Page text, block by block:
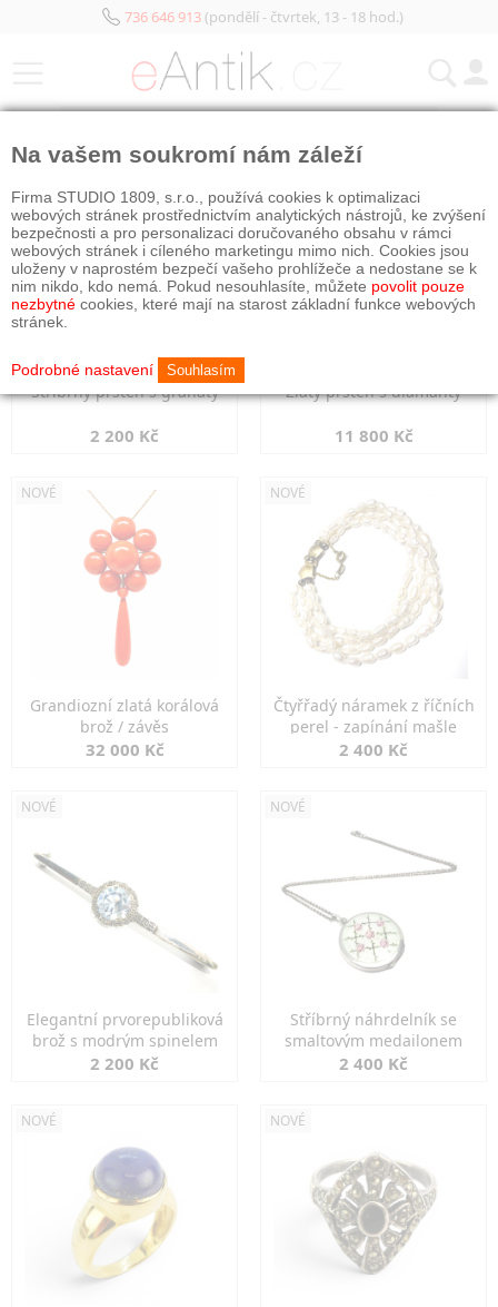
736 646 913(pondělí - čtvrtek, 13 - 18 hod.)
Stříbrný prsten s granáty
2 200 Kč
Zlatý prsten s diamanty
11 800 Kč
NOVÉ
Grandiozní zlatá korálová
brož / závěs
32 000 Kč
NOVÉ
Čtyřřadý náramek z říčních
perel - zapínání mašle
2 400 Kč
NOVÉ
Elegantní prvorepubliková
brož s modrým spinelem
2 200 Kč
NOVÉ
Stříbrný náhrdelník se
smaltovým medailonem
2 400 Kč
NOVÉ NOVÉ
Na vašem soukromí nám záleží
Firma STUDIO 1809, s.r.o., používá cookies k optimalizaci
webových stránek prostřednictvím analytických nástrojů, ke zvýšení
bezpečnosti a pro personalizaci doručovaného obsahu v rámci
webových stránek i cíleného marketingu mimo nich. Cookies jsou
uloženy v naprostém bezpečí vašeho prohlížeče a nedostane se k
nim nikdo, kdo nemá. Pokud nesouhlasíte, můžete povolit pouze
nezbytné cookies, které mají na starost základní funkce webových
stránek.
Podrobné nastavení Souhlasím